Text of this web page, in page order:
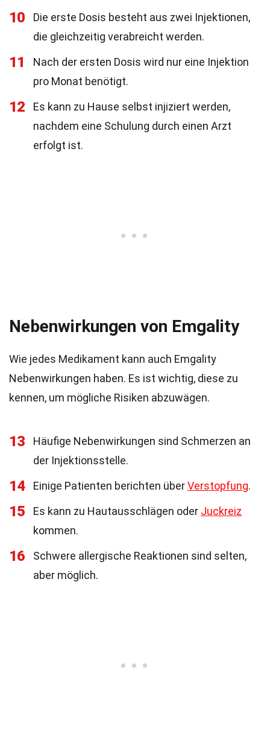
10
Die erste Dosis besteht aus zwei Injektionen,
die gleichzeitig verabreicht werden.
11
Nach der ersten Dosis wird nur eine Injektion
pro Monat benötigt.
12
Es kann zu Hause selbst injiziert werden,
nachdem eine Schulung durch einen Arzt
erfolgt ist.
Nebenwirkungen von Emgality
Wie jedes Medikament kann auch Emgality
Nebenwirkungen haben. Es ist wichtig, diese zu
kennen, um mögliche Risiken abzuwägen.
13
Häufige Nebenwirkungen sind Schmerzen an
der Injektionsstelle.
14 Einige Patienten berichten überVerstopfung.
15 Es kann zu Hautausschlägen oder Juckreiz
kommen.
16
Schwere allergische Reaktionen sind selten,
aber möglich.